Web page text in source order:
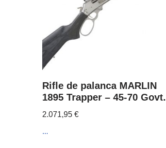
Rifle de palanca MARLIN
1895 Trapper – 45-70 Govt.
2.071,95 €
...